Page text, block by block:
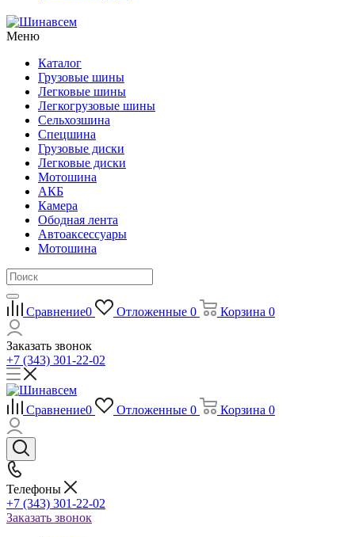
Меню
Каталог
Грузовые шины
Легковые шины
Легкогрузовые шины
Сельхозшина
Спецшина
Грузовые диски
Легковые диски
Мотошина
АКБ
Камера
Ободная лента
Автоаксессуары
Мотошина
Сравнение0 Отложенные 0 Корзина 0
Заказать звонок
+7 (343) 301-22-02
Сравнение0 Отложенные 0 Корзина 0
Телефоны
+7 (343) 301-22-02
Заказать звонок